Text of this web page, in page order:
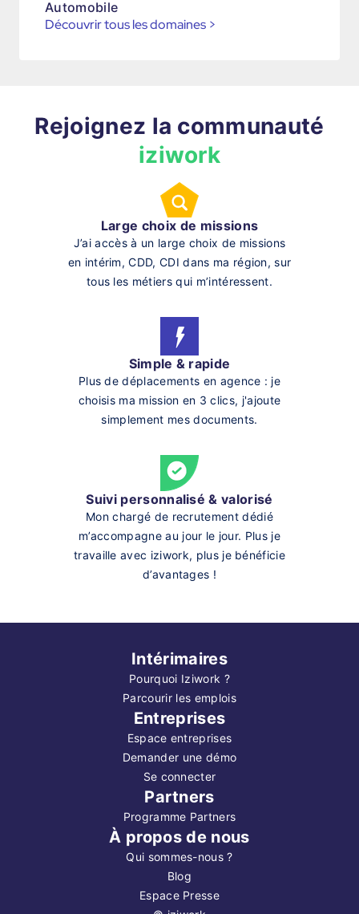
Automobile
Découvrir tous les domaines >
Rejoignez la communauté
iziwork
Large choix de missions
J’ai accès à un large choix de missions
en intérim, CDD, CDI dans ma région, sur
tous les métiers qui m’intéressent.
Simple & rapide
Plus de déplacements en agence : je
choisis ma mission en 3 clics, j'ajoute
simplement mes documents.
Suivi personnalisé & valorisé
Mon chargé de recrutement dédié
m’accompagne au jour le jour. Plus je
travaille avec iziwork, plus je bénéficie
d’avantages !
Intérimaires
Pourquoi Iziwork ?
Parcourir les emplois
Entreprises
Espace entreprises
Demander une démo
Se connecter
Partners
Programme Partners
À propos de nous
Qui sommes-nous ?
Blog
Espace Presse